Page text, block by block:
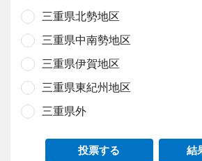
三重県北勢地区
三重県中南勢地区
三重県伊賀地区
三重県東紀州地区
三重県外
投票する 結